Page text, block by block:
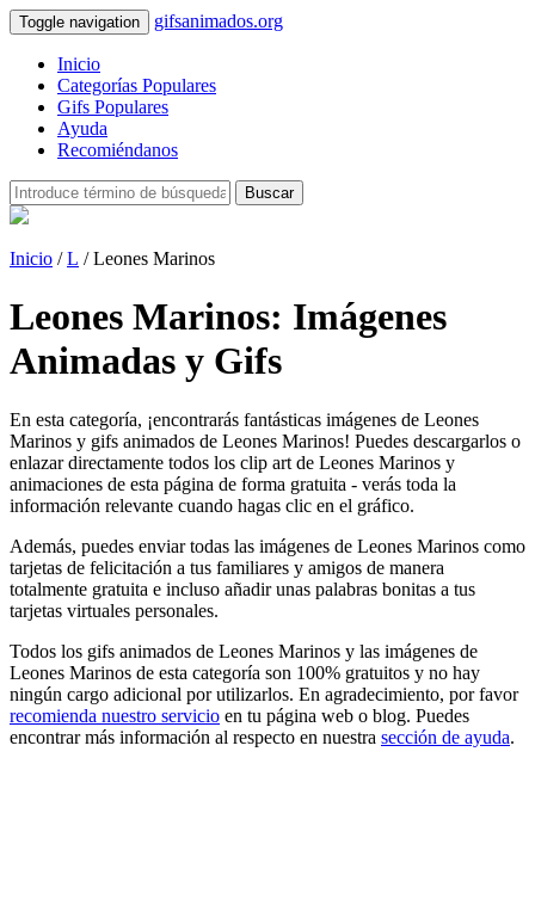
Toggle navigation gifsanimados.org
Inicio
Categorías Populares
Gifs Populares
Ayuda
Recomiéndanos
Buscar
Inicio /L / Leones Marinos
Leones Marinos: Imágenes
Animadas y Gifs
En esta categoría, ¡encontrarás fantásticas imágenes de Leones
Marinos y gifs animados de Leones Marinos! Puedes descargarlos o
enlazar directamente todos los clip art de Leones Marinos y
animaciones de esta página de forma gratuita - verás toda la
información relevante cuando hagas clic en el gráfico.
Además, puedes enviar todas las imágenes de Leones Marinos como
tarjetas de felicitación a tus familiares y amigos de manera
totalmente gratuita e incluso añadir unas palabras bonitas a tus
tarjetas virtuales personales.
Todos los gifs animados de Leones Marinos y las imágenes de
Leones Marinos de esta categoría son 100% gratuitos y no hay
ningún cargo adicional por utilizarlos. En agradecimiento, por favor
recomienda nuestro servicio en tu página web o blog. Puedes
encontrar más información al respecto en nuestra sección de ayuda.